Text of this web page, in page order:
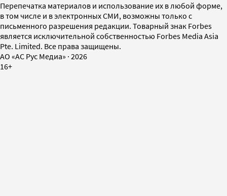
Перепечатка материалов и использование их в любой форме,
в том числе и в электронных СМИ, возможны только с
письменного разрешения редакции. Товарный знак Forbes
является исключительной собственностью Forbes Media Asia
Pte. Limited. Все права защищены.
AO «АС Рус Медиа» · 2026
16+